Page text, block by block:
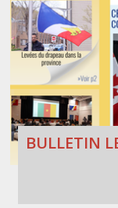
BULLETIN